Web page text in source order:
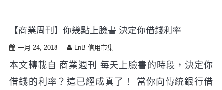
【商業周刊】你幾點上臉書 決定你借錢利率
一月 24, 2018 LnB 信用市集
本文轉載自 商業週刊 每天上臉書的時段，決定你
借錢的利率？這已經成真了！ 當你向傳統銀行借